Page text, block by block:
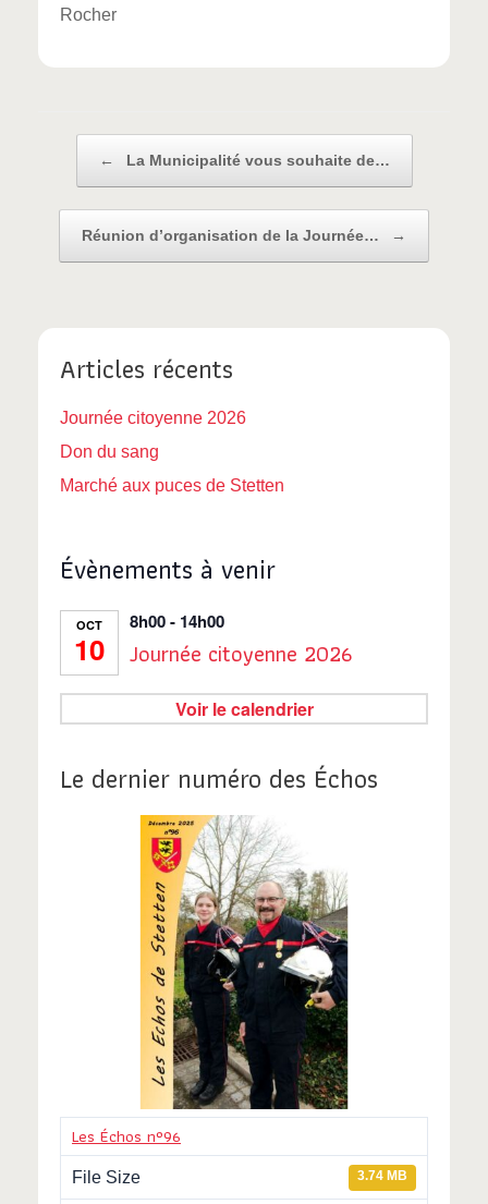
Rocher
← La Municipalité vous souhaite de…
Réunion d’organisation de la Journée… →
Articles récents
Journée citoyenne 2026
Don du sang
Marché aux puces de Stetten
Évènements à venir
OCT
10
8h00- 14h00
Journée citoyenne 2026
Voir le calendrier
Le dernier numéro des Échos
Les Échos n°96
File Size 3.74 MB